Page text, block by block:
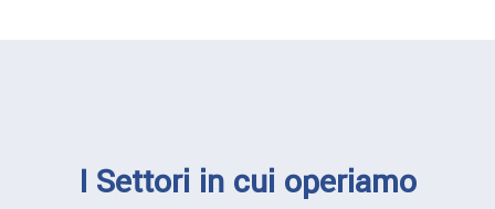
I Settori in cui operiamo